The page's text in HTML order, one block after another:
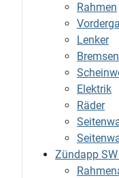
Rahmen
Lenker
Bremsen
Elektrik
Räder
Zündapp